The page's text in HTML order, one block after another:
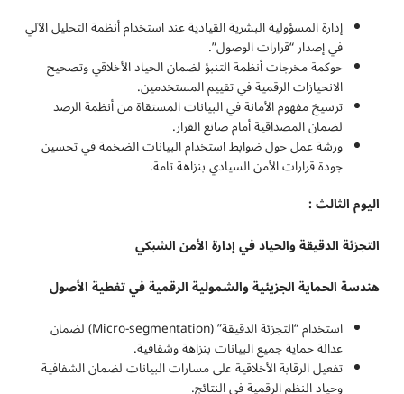
إدارة المسؤولية البشرية القيادية عند استخدام أنظمة التحليل الآلي
في إصدار “قرارات الوصول”.
حوكمة مخرجات أنظمة التنبؤ لضمان الحياد الأخلاقي وتصحيح
الانحيازات الرقمية في تقييم المستخدمين.
ترسيخ مفهوم الأمانة في البيانات المستقاة من أنظمة الرصد
لضمان المصداقية أمام صانع القرار.
ورشة عمل حول ضوابط استخدام البيانات الضخمة في تحسين
جودة قرارات الأمن السيادي بنزاهة تامة.
اليوم الثالث :
التجزئة الدقيقة والحياد في إدارة الأمن الشبكي
هندسة الحماية الجزيئية والشمولية الرقمية في تغطية الأصول
استخدام “التجزئة الدقيقة” (Micro-segmentation) لضمان
عدالة حماية جميع البيانات بنزاهة وشفافية.
تفعيل الرقابة الأخلاقية على مسارات البيانات لضمان الشفافية
وحياد النظم الرقمية في النتائج.